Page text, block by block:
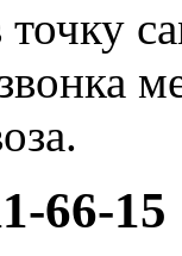
66-15